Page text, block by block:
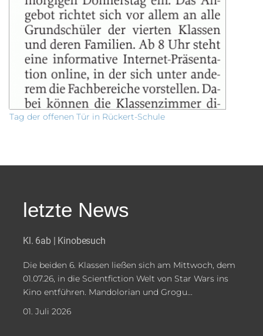
Tag der offenen Tür in Rückert-Schule
letzte News
Kl. 6ab | Kinobesuch
Die beiden 6. Klassen ließen sich am Mittwoch, dem
01.07.26, in die Scientfiction Welt von Star Wars ins
Kino entführen. Mandolorian und Grogu...
01. Juli 2026